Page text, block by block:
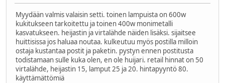
Myydään valmis valaisin setti. toinen lampuista on 600w
kukitukseen tarkoitettu ja toinen 400w monimetalli
kasvatukseen. heijastin ja virtalähde näiden lisäksi. sijaitsee
huittisissa jos haluaa noutaa. kulkeutuu myös postilla milloin
ostaja kustantaa postit ja paketin. pystyn ennen postitusta
todistamaan sulle kuka olen, en ole huijari. retail hinnat on 50
virtalähde, heijastin 15, lamput 25 ja 20. hintapyyntö 80.
käyttämättömiä